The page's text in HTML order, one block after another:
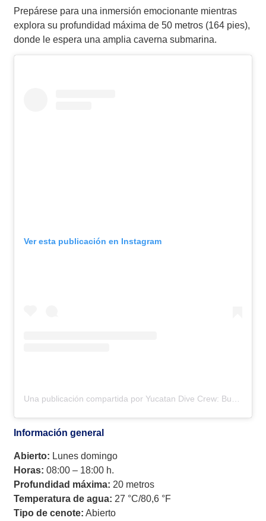
Prepárese para una inmersión emocionante mientras
explora su profundidad máxima de 50 metros (164 pies),
donde le espera una amplia caverna submarina.
Ver esta publicación en Instagram
Información general
Abierto: Lunes domingo
Horas: 08:00 – 18:00 h.
Profundidad máxima: 20 metros
Temperatura de agua: 27 °C/80,6 °F
Tipo de cenote: Abierto